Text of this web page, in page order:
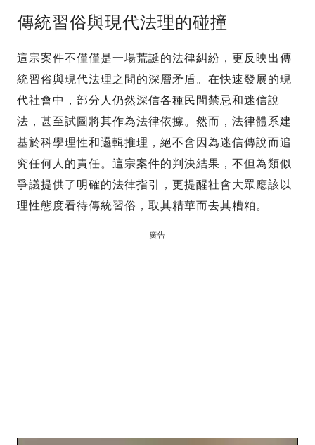
傳統習俗與現代法理的碰撞
這宗案件不僅僅是一場荒誕的法律糾紛，更反映出傳
統習俗與現代法理之間的深層矛盾。在快速發展的現
代社會中，部分人仍然深信各種民間禁忌和迷信說
法，甚至試圖將其作為法律依據。然而，法律體系建
基於科學理性和邏輯推理，絕不會因為迷信傳說而追
究任何人的責任。這宗案件的判決結果，不但為類似
爭議提供了明確的法律指引，更提醒社會大眾應該以
理性態度看待傳統習俗，取其精華而去其糟粕。
廣告